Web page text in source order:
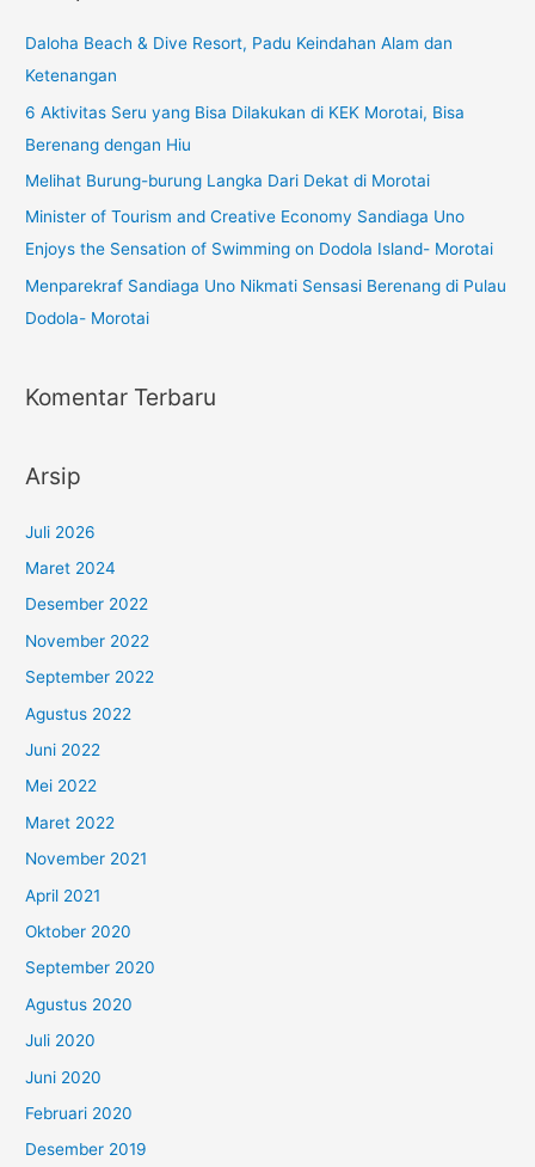
Daloha Beach & Dive Resort, Padu Keindahan Alam dan
Ketenangan
6 Aktivitas Seru yang Bisa Dilakukan di KEK Morotai, Bisa
Berenang dengan Hiu
Melihat Burung-burung Langka Dari Dekat di Morotai
Minister of Tourism and Creative Economy Sandiaga Uno
Enjoys the Sensation of Swimming on Dodola Island- Morotai
Menparekraf Sandiaga Uno Nikmati Sensasi Berenang di Pulau
Dodola- Morotai
Komentar Terbaru
Arsip
Juli 2026
Maret 2024
Desember 2022
November 2022
September 2022
Agustus 2022
Juni 2022
Mei 2022
Maret 2022
November 2021
April 2021
Oktober 2020
September 2020
Agustus 2020
Juli 2020
Juni 2020
Februari 2020
Desember 2019